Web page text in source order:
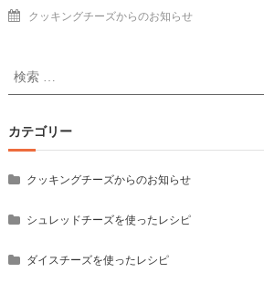
クッキングチーズからのお知らせ
検
象:
カテゴリー
クッキングチーズからのお知らせ
シュレッドチーズを使ったレシピ
ダイスチーズを使ったレシピ